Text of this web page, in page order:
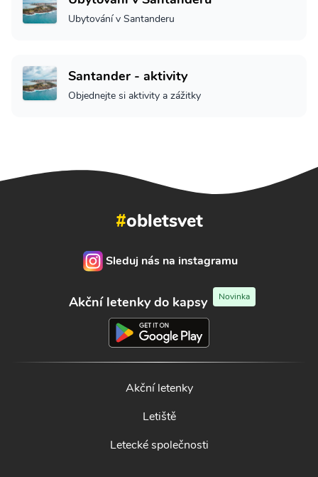
Ubytování v Santanderu
Santander - aktivity
Objednejte si aktivity a zážitky
#obletsvet
Sleduj nás na instagramu
Akční letenky do kapsy Novinka
Akční letenky
Letiště
Letecké společnosti